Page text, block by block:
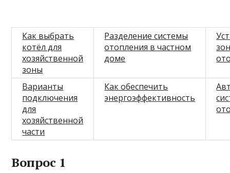
Как выбрать
котёл для
хозяйственной
зоны
Разделение системы
отопления в частном
доме
Варианты
подключения
для
хозяйственной
части
Как обеспечить
энергоэффективность
Вопрос 1